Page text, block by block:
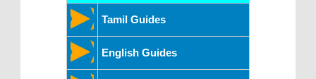
Tamil Guides
English Guides